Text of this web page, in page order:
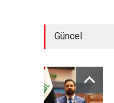
Güncel